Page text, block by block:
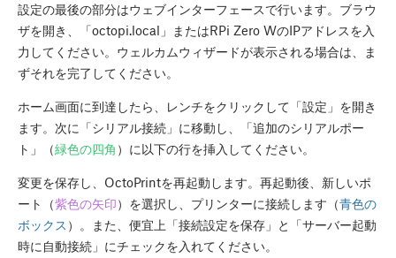
設定の最後の部分はウェブインターフェースで行います。ブラウ
ザを開き、「octopi.local」またはRPi Zero WのIPアドレスを入
力してください。ウェルカムウィザードが表示される場合は、ま
ずそれを完了してください。
ホーム画面に到達したら、レンチをクリックして「設定」を開き
ます。次に「シリアル接続」に移動し、「追加のシリアルポー
ト」（緑色の四角 ）に以下の行を挿入してください。
変更を保存し、OctoPrintを再起動します。再起動後、新しいポ
ート（紫色の矢印）を選択し、プリンターに接続します（青色の
ボックス ）。また、便宜上「接続設定を保存」と「サーバー起動
時に自動接続」にチェックを入れてください。